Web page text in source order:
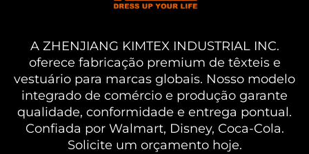
A ZHENJIANG KIMTEX INDUSTRIAL INC.
oferece fabricação premium de têxteis e
vestuário para marcas globais. Nosso modelo
integrado de comércio e produção garante
qualidade, conformidade e entrega pontual.
Confiada por Walmart, Disney, Coca-Cola.
Solicite um orçamento hoje.